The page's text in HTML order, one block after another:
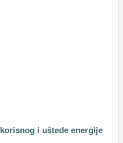
i uštede energije